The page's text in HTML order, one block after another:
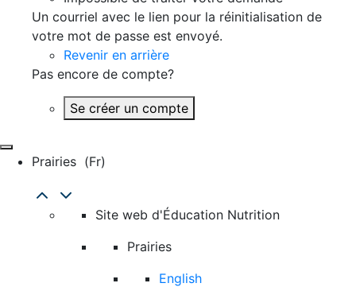
Un courriel avec le lien pour la réinitialisation de
votre mot de passe est envoyé.
Revenir en arrière
Pas encore de compte?
Se créer un compte
Prairies (fr)
Site web d'Éducation Nutrition
Prairies
English